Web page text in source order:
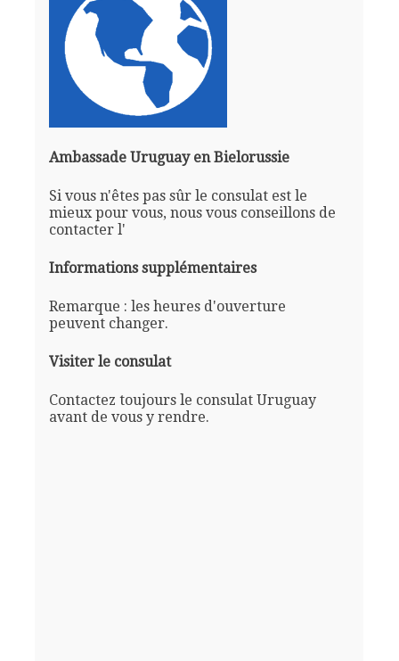
Ambassade Uruguay en Bielorussie
Si vous n'êtes pas sûr le consulat est le
mieux pour vous, nous vous conseillons de
contacter l'
Informations supplémentaires
Remarque : les heures d'ouverture
peuvent changer.
Visiter le consulat
Contactez toujours le consulat Uruguay
avant de vous y rendre.